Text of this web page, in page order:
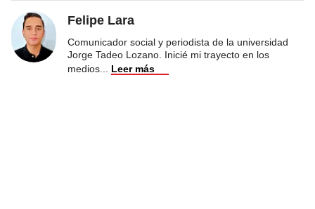
Felipe Lara
Comunicador social y periodista de la universidad
Jorge Tadeo Lozano. Inicié mi trayecto en los
medios
Leer más